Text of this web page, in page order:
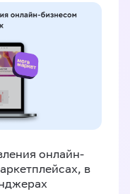
онлайн-
в